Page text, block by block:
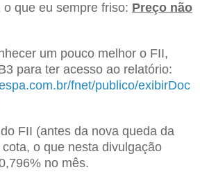
que eu sempre friso: Preço não
um pouco melhor o FII,
para ter acesso ao relatório:
fnet/publico/exibirDoc
FII (antes da nova queda da
o que nesta divulgação
no mês.